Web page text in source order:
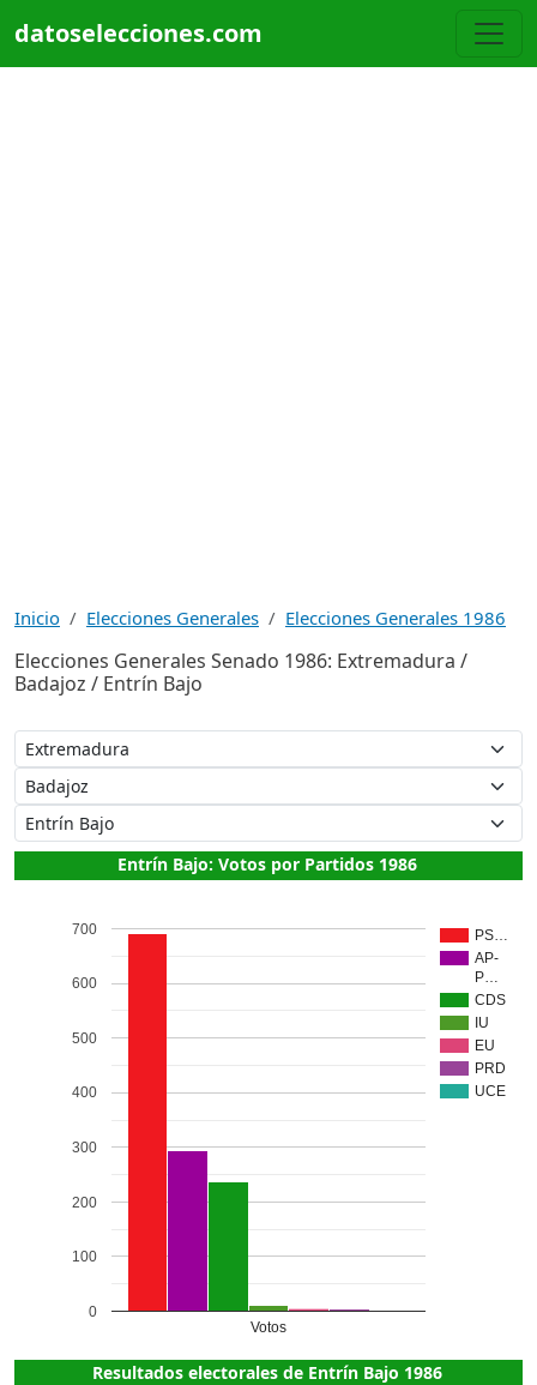
datoselecciones.com
Inicio Elecciones Generales Elecciones Generales 1986
Elecciones Generales Senado 1986: Extremadura /
Badajoz / Entrín Bajo
Entrín Bajo: Votos por Partidos 1986
PS…
AP-
P…
CDS
IU
EU
PRD
UCE
Votos
0
100
200
300
400
500
600
700
Resultados electorales de Entrín Bajo 1986